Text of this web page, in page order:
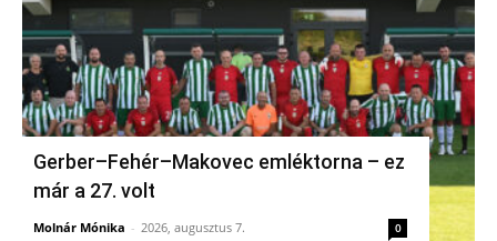
Gerber–Fehér–Makovec emléktorna – ez
már a 27. volt
Molnár Mónika - 2026, augusztus 7. 0